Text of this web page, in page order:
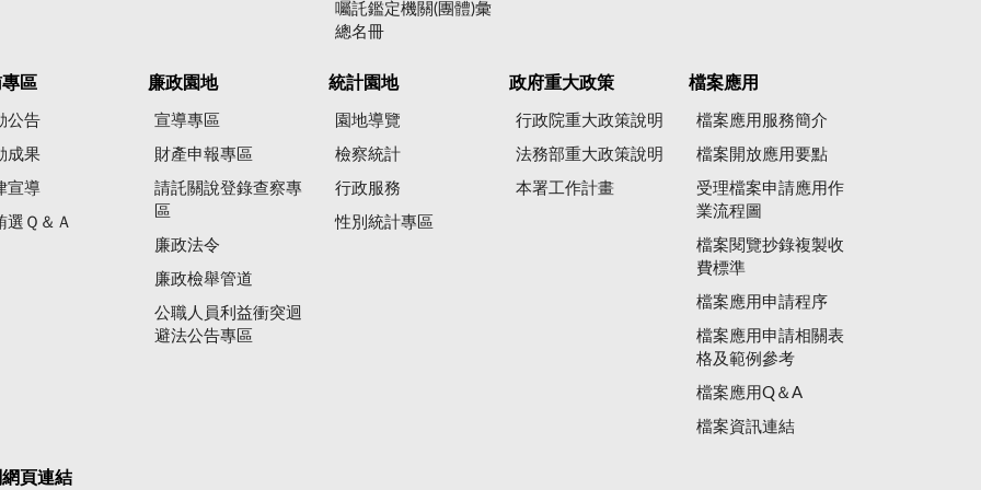
囑託鑑定機關(團體)彙
總名冊
區
公告
成果
宣導
選Ｑ＆Ａ
廉政園地
宣導專區
財產申報專區
請託關說登錄查察專
區
廉政法令
廉政檢舉管道
公職人員利益衝突迴
避法公告專區
統計園地
園地導覽
檢察統計
行政服務
性別統計專區
政府重大政策
行政院重大政策說明
法務部重大政策說明
本署工作計畫
檔案應用
檔案應用服務簡介
檔案開放應用要點
受理檔案申請應用作
業流程圖
檔案閱覽抄錄複製收
費標準
檔案應用申請程序
檔案應用申請相關表
格及範例參考
檔案應用Q＆A
檔案資訊連結
頁連結